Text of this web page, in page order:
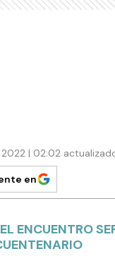
| 02:02
en
ENCUENTRO